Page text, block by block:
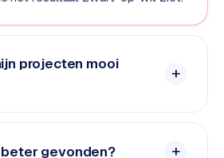
projecten mooi
gevonden?